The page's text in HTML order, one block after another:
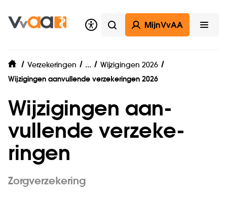
Zoeken
MijnVvAA
home
Verzekeringen ... Zorgverzekering
Wijzigingen 2026
Wijzigingen aanvullende verzekeringen 2026
Wijzigingen aan­
vullende ver­zeke­
ringen
Zorgverzekering